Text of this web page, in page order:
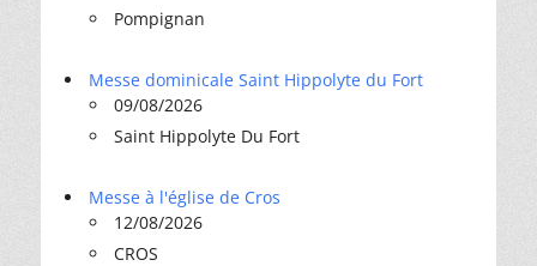
Pompignan
Messe dominicale Saint Hippolyte du Fort
09/08/2026
Saint Hippolyte Du Fort
Messe à l'église de Cros
12/08/2026
CROS